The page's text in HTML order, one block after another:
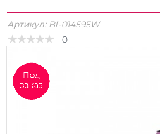
Артикул: BI-014595W
0